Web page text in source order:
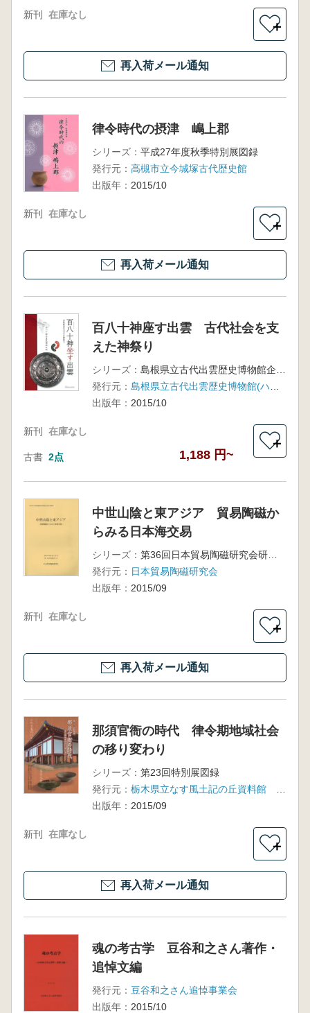
新刊 在庫なし
＋
再入荷メール通知
律令時代の摂津 嶋上郡
シリーズ： 平成27年度秋季特別展図録
発行元： 高槻市立今城塚古代歴史館
出版年： 2015/10
新刊 在庫なし
＋
再入荷メール通知
百八十神座す出雲 古代社会を支
えた神祭り
シリーズ：
発行元：
出版年： 2015/10
新刊 在庫なし
古書 2点 1,188 円~
＋
中世山陰と東アジア 貿易陶磁か
らみる日本海交易
シリーズ：
第36回日本貿易陶磁研究会研究集会山陰大会資料集
発行元： 日本貿易陶磁研究会
出版年： 2015/09
新刊 在庫なし
＋
再入荷メール通知
那須官衙の時代 律令期地域社会
の移り変わり
シリーズ： 第23回特別展図録
発行元：
出版年： 2015/09
新刊 在庫なし
＋
再入荷メール通知
魂の考古学 豆谷和之さん著作・
追悼文編
発行元： 豆谷和之さん追悼事業会
出版年： 2015/10